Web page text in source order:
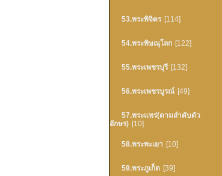
53.พระพิจิตร [114]
54.พระพิษณุโลก [122]
55.พระเพชรบุรี [132]
56.พระเพชรบูรณ์ [49]
57.พระแพร่(ตามลำดับตัว
อักษร) [10]
58.พระพะเยา [10]
59.พระภูเก็ต [39]